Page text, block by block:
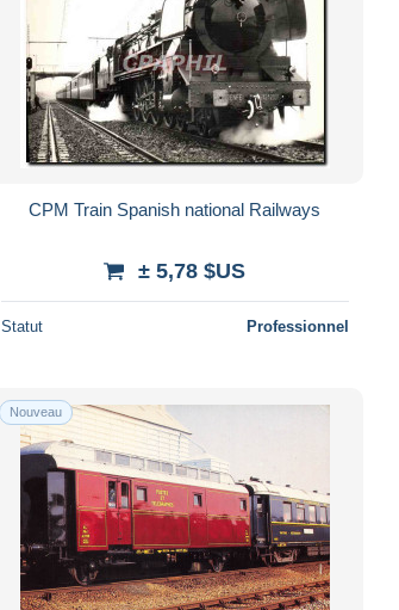
CPM Train Spanish national Railways
± 5,78 $US
Statut Professionnel
Nouveau